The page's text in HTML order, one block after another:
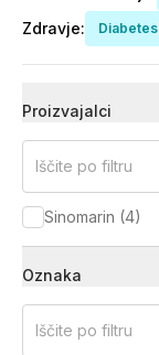
Zdravje: Diabetes
Proizvajalci
Iščite po filtru
Sinomarin (4)
Oznaka
Iščite po filtru